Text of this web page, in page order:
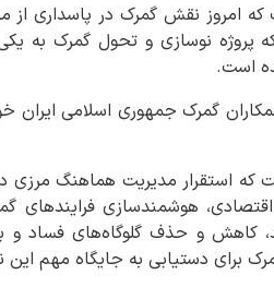
که امروز نقش گمرک در پاسداری
نوسازی و تحول گمرک به یکی
است.
گمرک جمهوری اسلامی
که استقرار مدیریت هماهنگ مرزی
هوشمندسازی
و حذف گلوگاه‌های فساد و
برای دستیابی به جایگاه مهم این